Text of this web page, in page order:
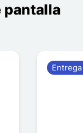
pantalla